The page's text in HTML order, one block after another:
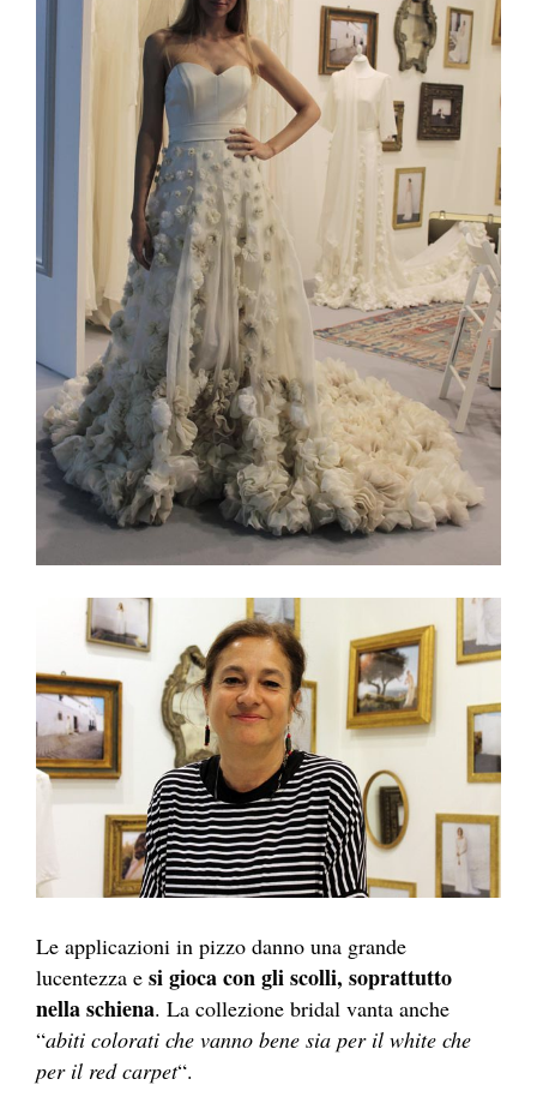
Le applicazioni in pizzo danno una grande
lucentezza e si gioca con gli scolli, soprattutto
nella schiena. La collezione bridal vanta anche
“abiti colorati che vanno bene sia per il white che
per il red carpet“.